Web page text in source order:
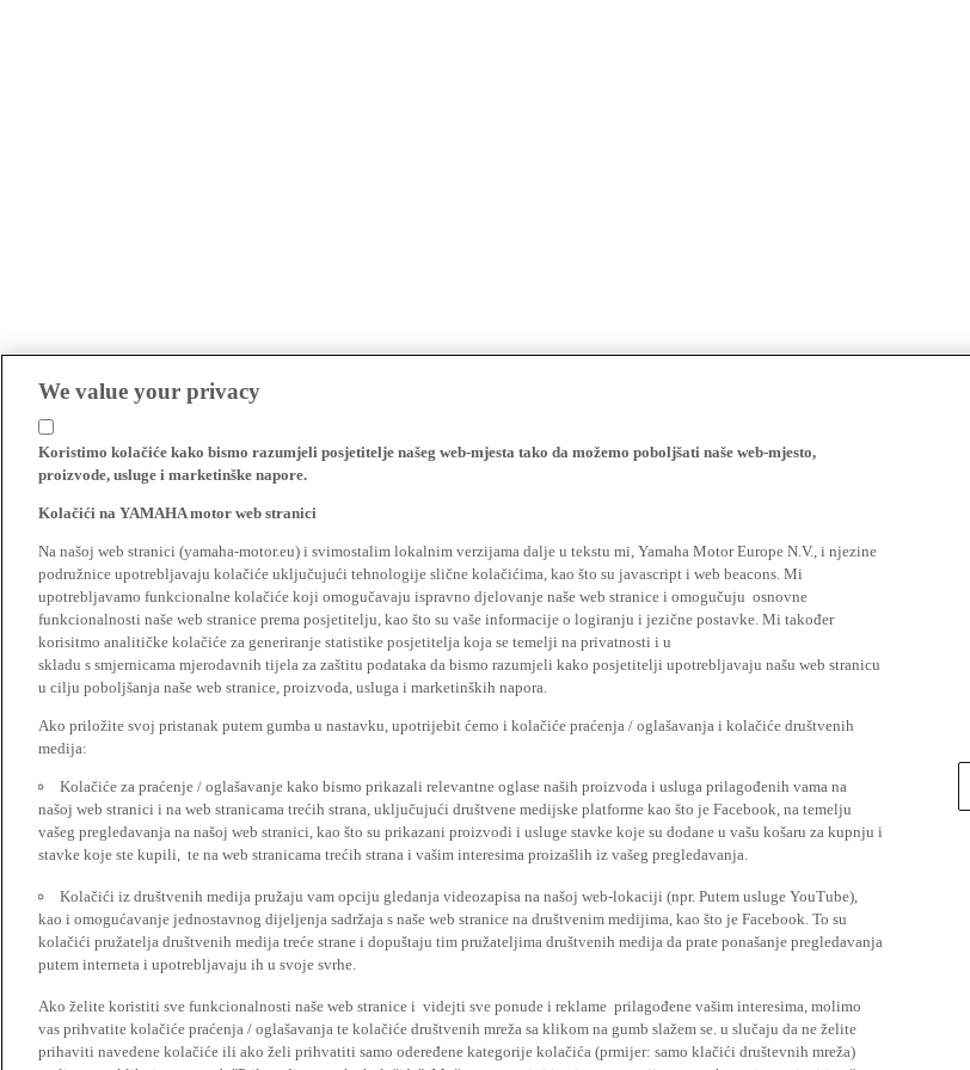
We value your privacy
Koristimo kolačiće kako bismo razumjeli posjetitelje našeg web-mjesta tako da možemo poboljšati naše web-mjesto,
proizvode, usluge i marketinške napore.
Kolačići na YAMAHA motor web stranici
Na našoj web stranici (yamaha-motor.eu) i svimostalim lokalnim verzijama dalje u tekstu mi, Yamaha Motor Europe N.V., i njezine
podružnice upotrebljavaju kolačiće uključujući tehnologije slične kolačićima, kao što su javascript i web beacons. Mi
upotrebljavamo funkcionalne kolačiće koji omogučavaju ispravno djelovanje naše web stranice i omogučuju osnovne
funkcionalnosti naše web stranice prema posjetitelju, kao što su vaše informacije o logiranju i jezične postavke. Mi također
korisitmo analitičke kolačiće za generiranje statistike posjetitelja koja se temelji na privatnosti i u
skladu s smjernicama mjerodavnih tijela za zaštitu podataka da bismo razumjeli kako posjetitelji upotrebljavaju našu web stranicu
u cilju poboljšanja naše web stranice, proizvoda, usluga i marketinških napora.
Ako priložite svoj pristanak putem gumba u nastavku, upotrijebit ćemo i kolačiće praćenja / oglašavanja i kolačiće društvenih
medija:
Kolačiće za praćenje / oglašavanje kako bismo prikazali relevantne oglase naših proizvoda i usluga prilagođenih vama na
našoj web stranici i na web stranicama trećih strana, uključujući društvene medijske platforme kao što je Facebook, na temelju
vašeg pregledavanja na našoj web stranici, kao što su prikazani proizvodi i usluge stavke koje su dodane u vašu košaru za kupnju i
stavke koje ste kupili, te na web stranicama trećih strana i vašim interesima proizašlih iz vašeg pregledavanja.
Kolačići iz društvenih medija pružaju vam opciju gledanja videozapisa na našoj web-lokaciji (npr. Putem usluge YouTube),
kao i omogućavanje jednostavnog dijeljenja sadržaja s naše web stranice na društvenim medijima, kao što je Facebook. To su
kolačići pružatelja društvenih medija treće strane i dopuštaju tim pružateljima društvenih medija da prate ponašanje pregledavanja
putem interneta i upotrebljavaju ih u svoje svrhe.
Ako želite koristiti sve funkcionalnosti naše web stranice i videjti sve ponude i reklame prilagođene vašim interesima, molimo
vas prihvatite kolačiće praćenja / oglašavanja te kolačiće društvenih mreža sa klikom na gumb slažem se. u slučaju da ne želite
prihaviti navedene kolačiće ili ako želi prihvatiti samo odeređene kategorije kolačića (prmijer: samo klačići društevnih mreža)